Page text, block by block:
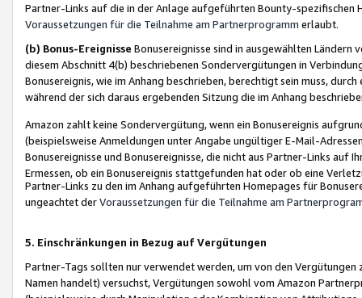
Partner-Links auf die in der Anlage aufgeführten Bounty-spezifischen
Voraussetzungen für die Teilnahme am Partnerprogramm erlaubt.
(b) Bonus-Ereignisse Bonusereignisse sind in ausgewählten Ländern
diesem Abschnitt 4(b) beschriebenen Sondervergütungen in
Bonusereignis, wie im Anhang beschrieben, berechtigt sein muss,
während der sich daraus ergebenden Sitzung die im Anhang
Amazon zahlt keine Sondervergütung, wenn ein Bonusereignis
(beispielsweise Anmeldungen unter Angabe ungültiger E-Mail-
Bonusereignisse und Bonusereignisse, die nicht aus Partner-Links auf
Ermessen, ob ein Bonusereignis stattgefunden hat oder ob eine
Partner-Links zu den im Anhang aufgeführten Homepages für
ungeachtet derVoraussetzungen für die Teilnahme am
5. Einschränkungen in Bezug auf Vergütungen
Partner-Tags sollten nur verwendet werden, um von den
Namen handelt) versuchst, Vergütungen sowohl vom Amazon